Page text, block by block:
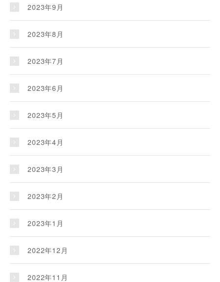
2023年9月
2023年8月
2023年7月
2023年6月
2023年5月
2023年4月
2023年3月
2023年2月
2023年1月
2022年12月
2022年11月